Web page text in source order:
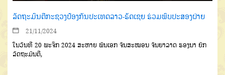
ລັດຖະມົນຕີກະຊວງປ້ອງກັນປະເທດລາວ-ຣັດເຊຍ ຮ່ວມພົບປະສອງຝ່າຍ
21/11/2024
ໃນວັນທີ 20 ພະຈິກ 2024 ສະຫາຍ ພົນເອກ ຈັນສະໝອນ ຈັນຍາລາດ ຮອງນາ ຍົກ
ລັດຖະມົນຕີ,